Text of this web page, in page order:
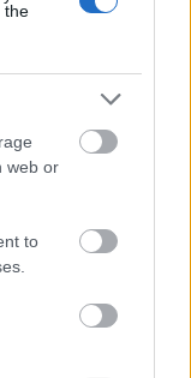
the
web or
to
παίζει στο